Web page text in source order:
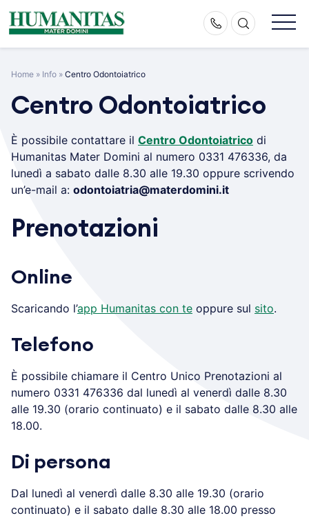
Skip
to
Home » Info » Centro Odontoiatrico
Centro Odontoiatrico
È possibile contattare il Centro Odontoiatrico di
Humanitas Mater Domini al numero 0331 476336, da
lunedì a sabato dalle 8.30 alle 19.30 oppure scrivendo
un’e-mail a: odontoiatria@materdomini.it
Prenotazioni
Online
Scaricando l’app Humanitas con te oppure sul sito.
Telefono
È possibile chiamare il Centro Unico Prenotazioni al
numero 0331 476336 dal lunedì al venerdì dalle 8.30
alle 19.30 (orario continuato) e il sabato dalle 8.30 alle
18.00.
Di persona
Dal lunedì al venerdì dalle 8.30 alle 19.30 (orario
continuato) e il sabato dalle 8.30 alle 18.00 presso